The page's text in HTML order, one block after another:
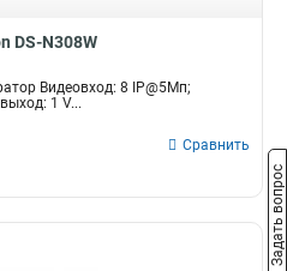
DS-N308W
Видеовход: 8 IP@5Мп;
1 V...
Сравнить
Задать вопрос